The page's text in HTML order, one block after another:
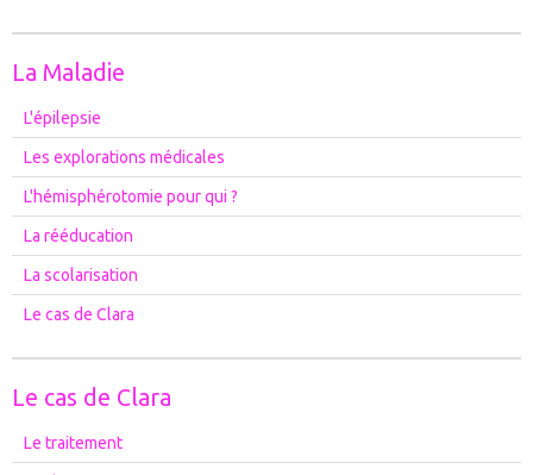
La Maladie
L'épilepsie
Les explorations médicales
L'hémisphérotomie pour qui ?
La rééducation
La scolarisation
Le cas de Clara
Le cas de Clara
Le traitement